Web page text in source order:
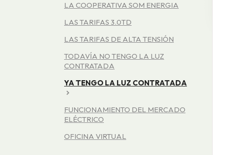
LA COOPERATIVA SOM ENERGIA
LAS TARIFAS 3.0TD
LAS TARIFAS DE ALTA TENSIÓN
TODAVÍA NO TENGO LA LUZ
CONTRATADA
YA TENGO LA LUZ CONTRATADA
FUNCIONAMIENTO DEL MERCADO
ELÉCTRICO
OFICINA VIRTUAL